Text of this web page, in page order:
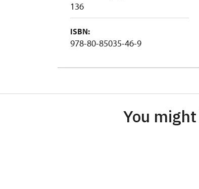
136
ISBN:
978-80-85035-46-9
You